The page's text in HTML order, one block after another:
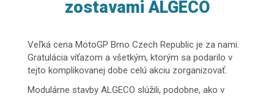
zostavami ALGECO
Veľká cena MotoGP Brno Czech Republic je za nami.
Gratulácia víťazom a všetkým, ktorým sa podarilo v
tejto komplikovanej dobe celú akciu zorganizovať.
Modulárne stavby ALGECO slúžili, podobne, ako v